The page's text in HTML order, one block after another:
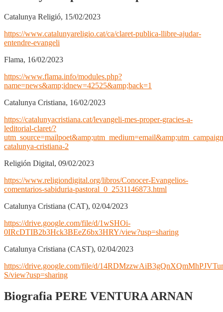
Catalunya Religió, 15/02/2023
https://www.catalunyareligio.cat/ca/claret-publica-llibre-ajudar-
entendre-evangeli
Flama, 16/02/2023
https://www.flama.info/modules.php?
name=news&amp;idnew=42525&amp;back=1
Catalunya Cristiana, 16/02/2023
https://catalunyacristiana.cat/levangeli-mes-proper-gracies-a-
leditorial-claret/?
catalunya-cristiana-2
Religión Digital, 09/02/2023
https://www.religiondigital.org/libros/Conocer-Evangelios-
comentarios-sabiduria-pastoral_0_2531146873.html
Catalunya Cristiana (CAT), 02/04/2023
https://drive.google.com/file/d/1wSHOi-
0IRcDTIB2b3Hck3BEeZ6bx3HRY/view?usp=sharing
Catalunya Cristiana (CAST), 02/04/2023
https://drive.google.com/file/d/
S/view?usp=sharing
Biografia PERE VENTURA ARNAN